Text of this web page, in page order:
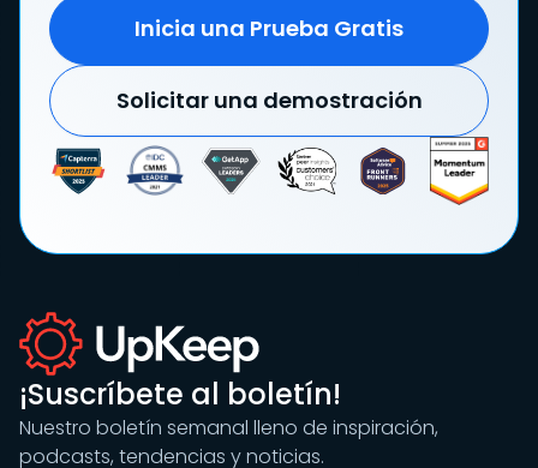
Inicia una Prueba Gratis
Solicitar una demostración
¡Suscríbete al boletín!
Nuestro boletín semanal lleno de inspiración,
podcasts, tendencias y noticias.